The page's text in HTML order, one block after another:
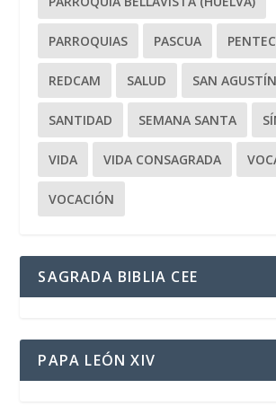
PARROQUIAS PASCUA
REDCAM SALUD SAN AGUSTÍN
SANTIDAD SEMANA SANTA
VIDA VIDA CONSAGRADA
VOCACIÓN
SAGRADA BIBLIA CEE
PAPA LEÓN XIV